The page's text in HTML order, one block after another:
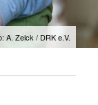
A. Zelck / DRK e.V.